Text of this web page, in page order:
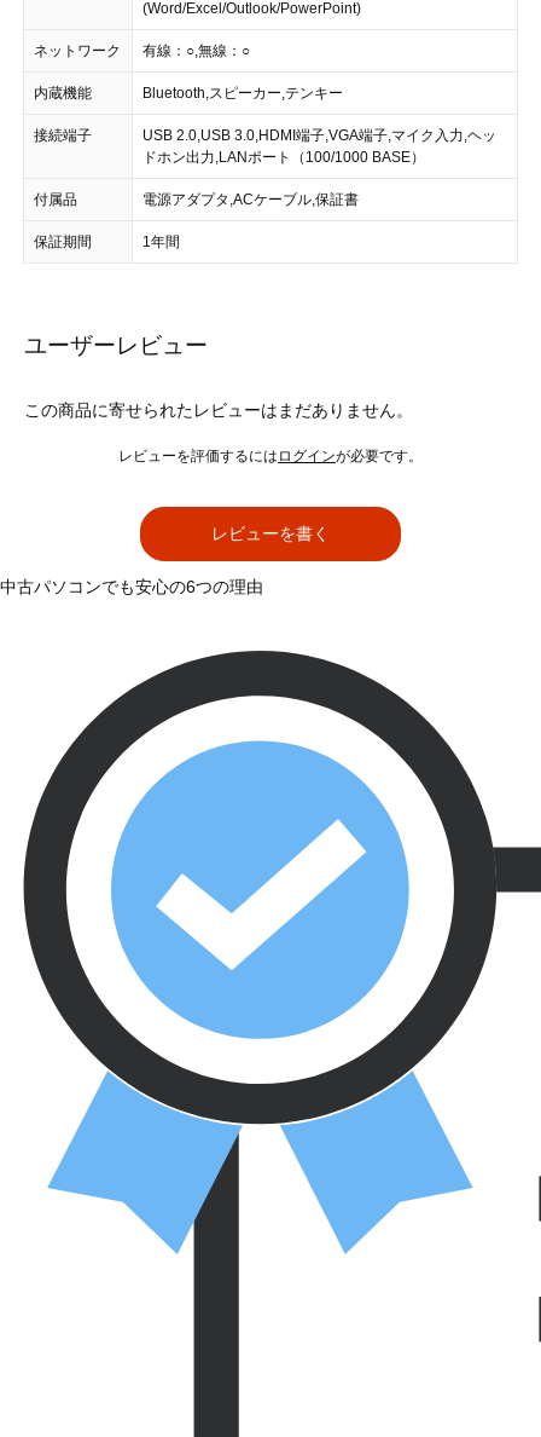
(Word/Excel/Outlook/PowerPoint)
ネットワーク 有線：○,無線：○
内蔵機能 Bluetooth,スピーカー,テンキー
接続端子
USB 2.0,USB 3.0,HDMI端子,VGA端子,マイク入力,ヘッ
ドホン出力,LANポート（100/1000 BASE）
付属品 電源アダプタ,ACケーブル,保証書
保証期間 1年間
ユーザーレビュー
この商品に寄せられたレビューはまだありません。
レビューを評価するには ログインが必要です。
レビューを書く
中古パソコンでも安心の6つの理由